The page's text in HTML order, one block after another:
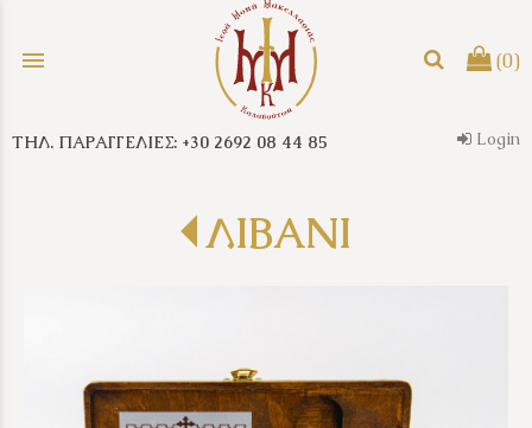
menu (0)
search
ΤΗΛ. ΠΑΡΑΓΓΕΛΙΕΣ: +30 2692 08 44 85 Login
ΛΙΒΑΝΙ